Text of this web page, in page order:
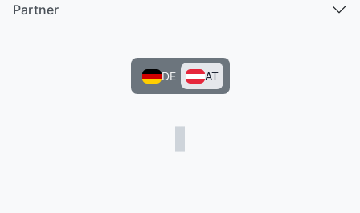
Partner
DE AT